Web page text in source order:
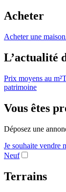
Acheter
Acheter une maison
L’actualité
Prix moyens au m²
patrimoine
Vous êtes
Déposez une
Je souhaite vendre
Neuf
Terrains